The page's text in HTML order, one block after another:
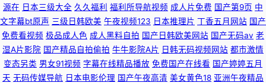
源在 日本三级大全 久久福利 福利所导航视频 成人片免费 国产第9页 中
文字幕bt原声 三级日韩欧美 午夜视频123 日本推理片 丁香五月网站 国产
免费看视频 极品成人色 成人黑料自拍 国产日韩欧美网站 国产无码av 老
湿A片影院 国产精品自拍偷拍 牛牛影院A片 日韩无码视频网站 都市激情
变态另类 男女91视频 字幕在线精品播放 免费国产在线看 国产婷婷五月
天 无码传媒导航 日本电影伦理 国产午夜高清 美女黄色18 亚洲午夜精品